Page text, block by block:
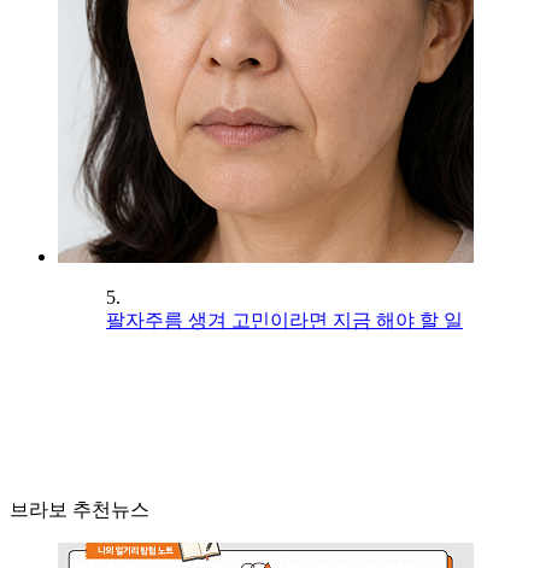
5.
팔자주름 생겨 고민이라면 지금 해야 할 일
브라보 추천뉴스